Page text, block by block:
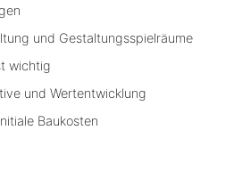
und Gestaltungsspielräume
wichtig
und Wertentwicklung
Baukosten